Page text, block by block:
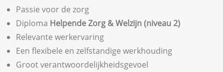
Passie voor de zorg
Diploma Helpende Zorg & Welzijn (niveau 2)
Relevante werkervaring
Een flexibele en zelfstandige werkhouding
Groot verantwoordelijkheidsgevoel